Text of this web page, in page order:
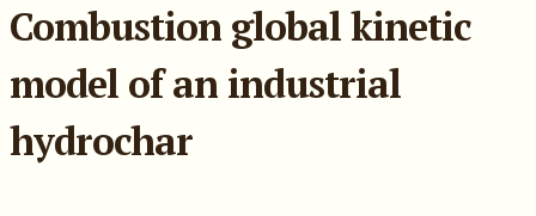
Combustion global kinetic
model of an industrial
hydrochar